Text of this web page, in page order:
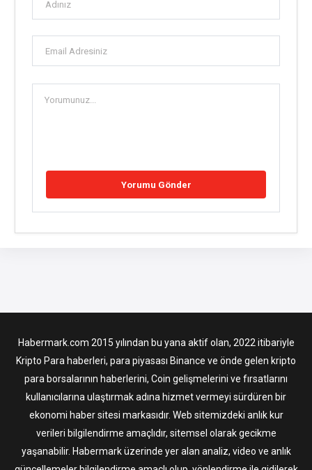
Habermark.com 2015 yılından bu yana aktif olan, 2022 itibariyle
Kripto Para haberleri, para piyasası Binance ve önde gelen kripto
para borsalarının haberlerini, Coin gelişmelerini ve fırsatlarını
kullanıcılarına ulaştırmak adına hizmet vermeyi sürdüren bir
ekonomi haber sitesi markasıdır. Web sitemizdeki anlık kur
verileri bilgilendirme amaçlıdır, sitemsel olarak gecikme
yaşanabilir. Habermark üzerinde yer alan analiz, video ve anlık